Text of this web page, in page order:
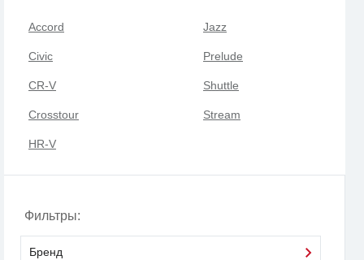
Accord
Civic
CR-V
Crosstour
HR-V
Jazz
Prelude
Shuttle
Stream
Фильтры:
Бренд